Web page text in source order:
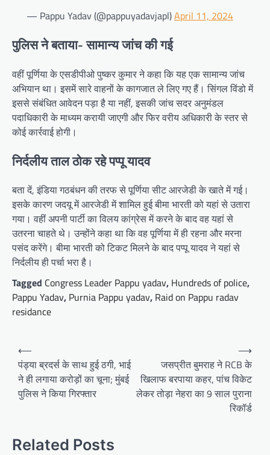
— Pappu Yadav (@pappuyadavjapl)April 11, 2024
पुलिस ने बताया- सामान्य जांच की गई
वहीं पूर्णिया के एसडीपीओ पुष्कर कुमार ने कहा कि यह एक सामान्य जांच
अभियान था। इसमें सारे वाहनों के कागजात ले लिए गए हैं। सिंगल विंडो में
इससे संबंधित आवेदन पड़ा है या नहीं, इसकी जांच सदर अनुमंडल
पदाधिकारी के माध्यम करायी जाएगी और फिर वरीय अधिकारी के स्तर से
कोई कार्रवाई होगी।
निर्दलीय ताल ठोक रहे पप्पू यादव
बता दें, इंडिया गठबंधन की तरफ से पूर्णिया सीट आरजेडी के खाते में गई।
इसके कारण जदयू में आरजेडी में शामिल हुई बीमा भारती को यहां से उतारा
गया। वहीं अपनी पार्टी का विलय कांग्रेस में करने के बाद वह यहां से
उतरना चाहते थे। उन्होंने कहा था कि वह पूर्णिया में ही रहना और मरना
पसंद करेंगे। बीमा भारती को टिकट मिलने के बाद पप्पू यादव ने यहां से
निर्दलीय ही पर्चा भरा है।
Tagged Congress Leader Pappu yadav, Hundreds of police,
Pappu Yadav, Purnia Pappu yadav, Raid on Pappu radav
residance
Post
navigation
⟵
पंड्या ब्रदर्स के साथ हुई ठगी, भाई
ने ही लगाया करोड़ों का चूना; मुंबई
पुलिस ने किया गिरफ्तार
जसप्रीत बुमराह ने RCB के
खिलाफ बरपाया कहर, पांच विकेट
लेकर तोड़ा नेहरा का 9 साल पुराना
रिकॉर्ड
⟶
Related Posts